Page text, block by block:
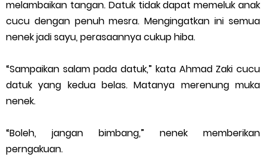
melambaikan tangan. Datuk tidak dapat memeluk anak
cucu dengan penuh mesra. Mengingatkan ini semua
nenek jadi sayu, perasaannya cukup hiba.
“Sampaikan salam pada datuk,” kata Ahmad Zaki cucu
datuk yang kedua belas. Matanya merenung muka
nenek.
“Boleh, jangan bimbang,” nenek memberikan
perngakuan.